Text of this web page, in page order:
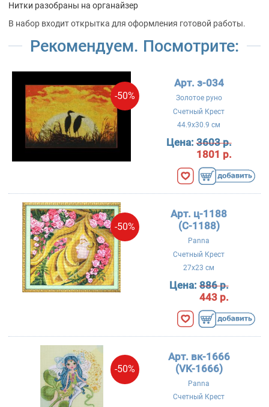
Нитки разобраны на органайзер
В набор входит открытка для оформления готовой работы.
Рекомендуем. Посмотрите:
-50%
Арт. з-034
Золотое руно
Счетный Крест
44.9x30.9 см
Цена:3603 р.
1801 р.
-50%
Арт. ц-1188
(C-1188)
Panna
Счетный Крест
27x23 см
Цена:886 р.
443 р.
-50%
Арт. вк-1666
(VK-1666)
Panna
Счетный Крест